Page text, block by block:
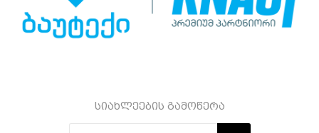
სიახლეების გამოწერა